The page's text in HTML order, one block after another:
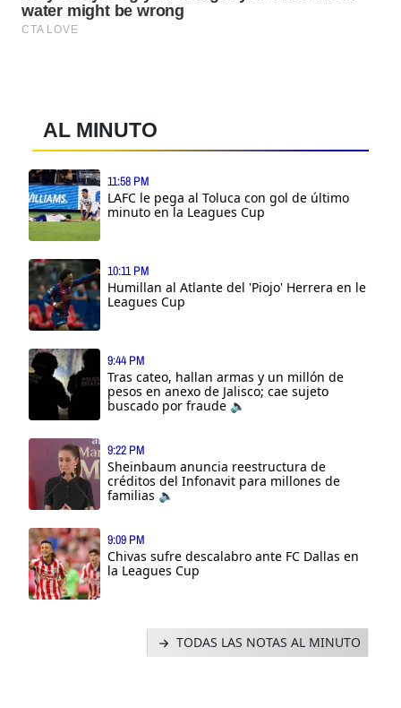
AL MINUTO
11:58 PM
LAFC le pega al Toluca con gol de último
minuto en la Leagues Cup
10:11 PM
Humillan al Atlante del 'Piojo' Herrera en le
Leagues Cup
9:44 PM
Tras cateo, hallan armas y un millón de
pesos en anexo de Jalisco; cae sujeto
buscado por fraude 🔈
9:22 PM
Sheinbaum anuncia reestructura de
créditos del Infonavit para millones de
familias 🔈
9:09 PM
Chivas sufre descalabro ante FC Dallas en
la Leagues Cup
TODAS LAS NOTAS AL MINUTO